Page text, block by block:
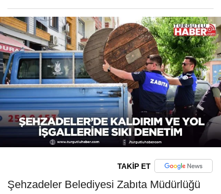
TAKİP ET
Şehzadeler Belediyesi Zabıta Müdürlüğü